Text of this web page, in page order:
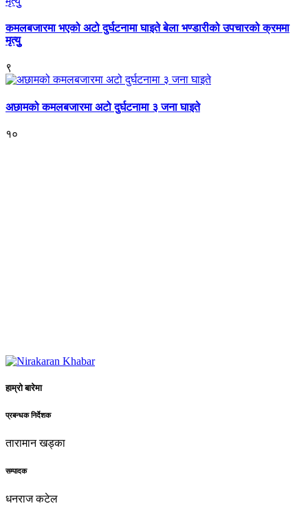
कमलबजारमा भएको अटो दुर्घटनामा घाइते बेला भण्डारीको उपचारको क्रममा
मृत्युु
९
अछामको कमलबजारमा अटो दुर्घटनामा ३ जना घाइते
१०
हाम्रो बारेमा
प्रबन्धक निर्देशक
तारामान खड्का
सम्पादक
धनराज कटेल